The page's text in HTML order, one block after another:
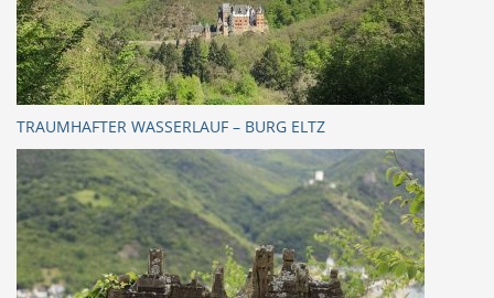
TRAUMHAFTER WASSERLAUF – BURG ELTZ